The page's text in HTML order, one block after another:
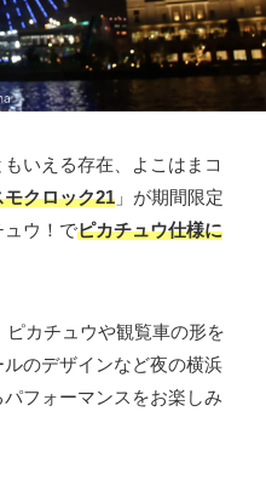
いえる存在、よこはまコ
モクロック21 」が期間限定
ュウ！でピカチュウ仕様に
カチュウや観覧車の形を
ルのデザインなど夜の横浜
フォーマンスをお楽しみ